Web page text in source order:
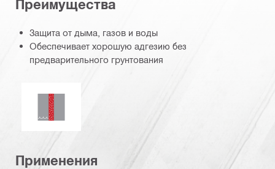
Преимущества
Защита от дыма, газов и воды
Обеспечивает хорошую адгезию без
предварительного грунтования
Водонепроницаемость
Применения